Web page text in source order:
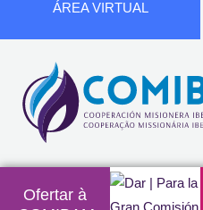
conteúdo
ÁREA VIRTUAL
Ofertar à